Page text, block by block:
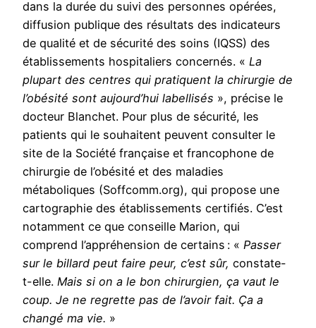
dans la durée du suivi des personnes opérées,
diffusion publique des résultats des indicateurs
de qualité et de sécurité des soins (IQSS) des
établissements hospitaliers concernés. « La
plupart des centres qui pratiquent la chirurgie de
l’obésité sont aujourd’hui labellisés », précise le
docteur Blanchet. Pour plus de sécurité, les
patients qui le souhaitent peuvent consulter le
site de la Société française et francophone de
chirurgie de l’obésité et des maladies
métaboliques (Soffcomm.org), qui propose une
cartographie des établissements certifiés. C’est
notamment ce que conseille Marion, qui
comprend l’appréhension de certains : « Passer
sur le billard peut faire peur, c’est sûr, constate-
t-elle. Mais si on a le bon chirurgien, ça vaut le
coup. Je ne regrette pas de l’avoir fait. Ça a
changé ma vie. »